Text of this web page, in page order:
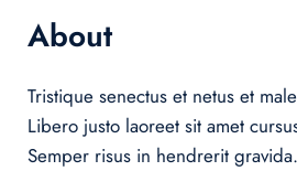
About
Tristique senectus et netus et
Libero justo laoreet sit amet
Semper risus in hendrerit